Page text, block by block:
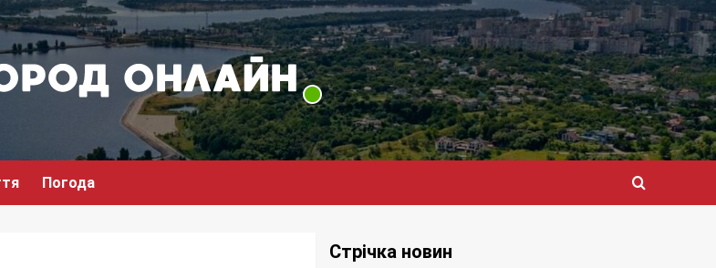
Погода
Стрічка новин